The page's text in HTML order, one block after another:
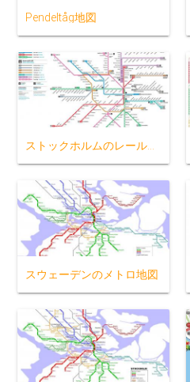
Pendeltåg地図
ストックホルムのレールの地図
スウェーデンのメトロ地図